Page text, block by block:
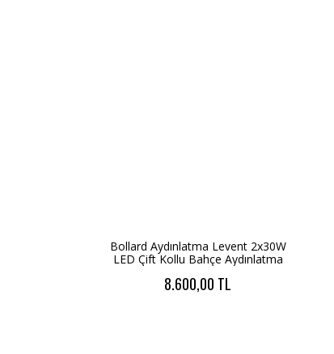
Bollard Aydınlatma Levent 2x30W
LED Çift Kollu Bahçe Aydınlatma
8.600,00 TL